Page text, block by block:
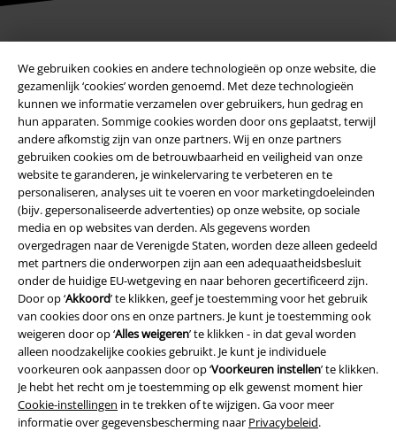
We gebruiken cookies en andere technologieën op onze website, die
gezamenlijk ‘cookies’ worden genoemd. Met deze technologieën
kunnen we informatie verzamelen over gebruikers, hun gedrag en
hun apparaten. Sommige cookies worden door ons geplaatst, terwijl
andere afkomstig zijn van onze partners. Wij en onze partners
gebruiken cookies om de betrouwbaarheid en veiligheid van onze
website te garanderen, je winkelervaring te verbeteren en te
personaliseren, analyses uit te voeren en voor marketingdoeleinden
(bijv. gepersonaliseerde advertenties) op onze website, op sociale
media en op websites van derden. Als gegevens worden
overgedragen naar de Verenigde Staten, worden deze alleen gedeeld
met partners die onderworpen zijn aan een adequaatheidsbesluit
onder de huidige EU-wetgeving en naar behoren gecertificeerd zijn.
Door op ‘Akkoord’ te klikken, geef je toestemming voor het gebruik
van cookies door ons en onze partners. Je kunt je toestemming ook
weigeren door op ‘Alles weigeren’ te klikken - in dat geval worden
alleen noodzakelijke cookies gebruikt. Je kunt je individuele
voorkeuren ook aanpassen door op ‘Voorkeuren instellen’ te klikken.
Je hebt het recht om je toestemming op elk gewenst moment hier
Cookie-instellingen in te trekken of te wijzigen. Ga voor meer
informatie over gegevensbescherming naar Privacybeleid.
Onze klantenservice staat voor je klaar
Onze klantenservice is vandaag bereikbaar tot 17:00 uur.Meer
informatie
Begin chat
Klantenservice
Veelgestelde vragen
Retourvoorwaarden
Retourneer item
Algemene maat info
Annuleer mijn BSC-lidmaatschap
Betaalmethodes